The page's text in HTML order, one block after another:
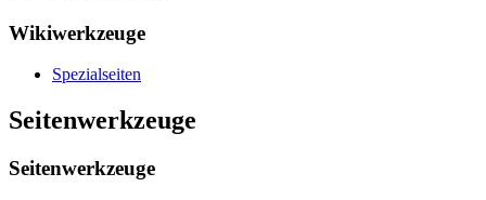
Wikiwerkzeuge
Spezialseiten
Seitenwerkzeuge
Seitenwerkzeuge